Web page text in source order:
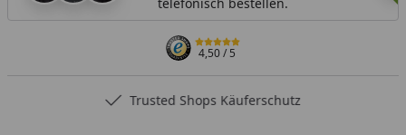
telefonisch bestellen.
4,50/ 5
Trusted Shops Käuferschutz